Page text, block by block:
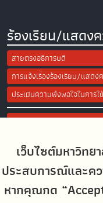
เว็บไซต์มหาวิทย
ประสบการณ์และคว
หากคุณกด
ร้องเรียน/แสดง
สายตรงอธิการบดี
การแจ้งเรื่องร้องเรียน/แสดง
ประเมินความพึงพอใจในการ
Site Map